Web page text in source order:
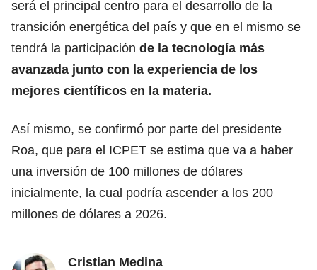
será el principal centro para el desarrollo de la
transición energética del país y que en el mismo se
tendrá la participación de la tecnología más
avanzada junto con la experiencia de los
mejores científicos en la materia.
Así mismo, se confirmó por parte del presidente
Roa, que para el ICPET se estima que va a haber
una inversión de 100 millones de dólares
inicialmente, la cual podría ascender a los 200
millones de dólares a 2026.
Cristian Medina